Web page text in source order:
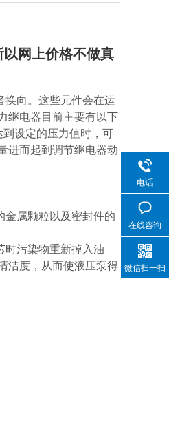
网上价格不做真
换向。这些元件会在运
继电器目前主要有以下
设定的压力值时，可
进而起到调节继电器动
金属颗粒以及密封件的
污染物重新掉入油
洁度，从而使液压泵得
电话
在线咨询
微信扫一扫